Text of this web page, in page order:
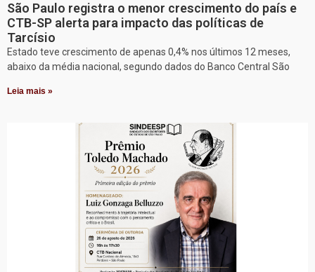
São Paulo registra o menor crescimento do país e
CTB-SP alerta para impacto das políticas de
Tarcísio
Estado teve crescimento de apenas 0,4% nos últimos 12 meses,
abaixo da média nacional, segundo dados do Banco Central São
Leia mais »